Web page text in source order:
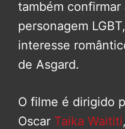
também confirmar
personagem
interesse
de Asgard.
O filme é dirigido
Oscar Taika Waititi